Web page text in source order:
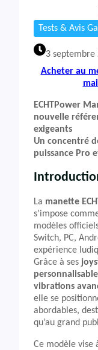
Tests & Avis
3 septembre
Acheter au
ECHTPower
nouvelle
exigeants
Un concentré
puissance Pro
La manette
s’impose
modèles
Switch, PC,
expérience
Grâce à ses
personnalisable
vibrations
elle se
abordables,
qu’au grand
Ce modèle vise